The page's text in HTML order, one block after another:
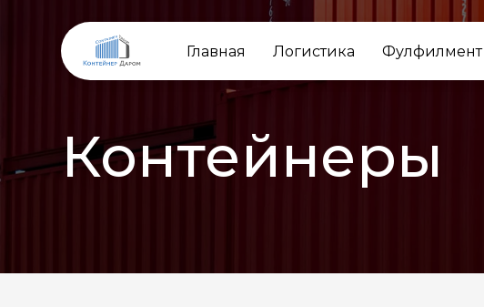
Главная Логистика Фулфилмент
Контейнеры